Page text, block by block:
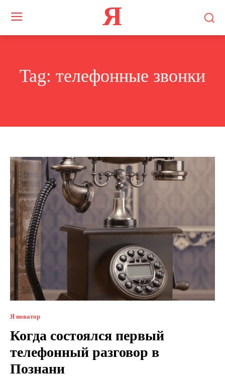
Я
Tag: телефонные звонки
Я новатор
Когда состоялся первый
телефонный разговор в
Познани